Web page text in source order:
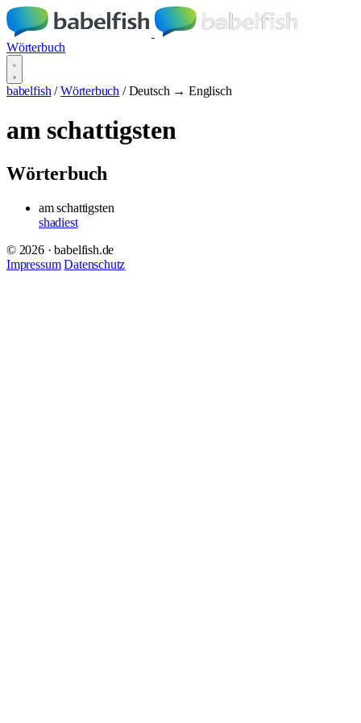
Wörterbuch
babelfish / Wörterbuch / Deutsch → Englisch
am schattigsten
Wörterbuch
am schattigsten
shadiest
© 2026 · babelfish.de
Impressum Datenschutz